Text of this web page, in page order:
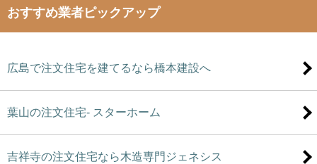
おすすめ業者ピックアップ
広島で注文住宅を建てるなら橋本建設へ
葉山の注文住宅- スターホーム
吉祥寺の注文住宅なら木造専門ジェネシス